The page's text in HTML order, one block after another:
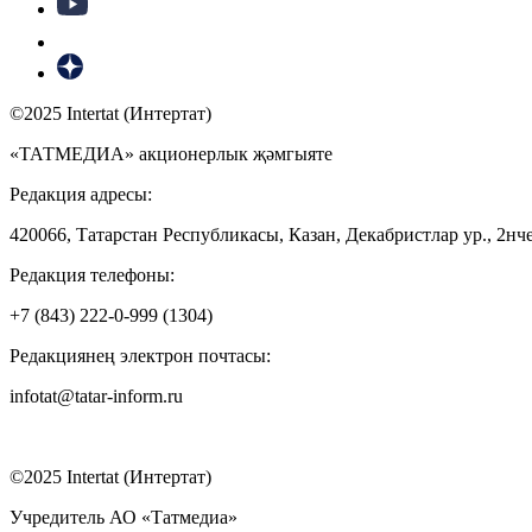
©2025 Intertat (Интертат)
«ТАТМЕДИА» акционерлык җәмгыяте
Редакция адресы:
420066, Татарстан Республикасы, Казан, Декабристлар ур.,
Редакция телефоны:
+7 (843) 222-0-999 (1304)
Редакциянең электрон почтасы:
infotat@tatar-inform.ru
©2025 Intertat (Интертат)
Учредитель АО «Татмедиа»